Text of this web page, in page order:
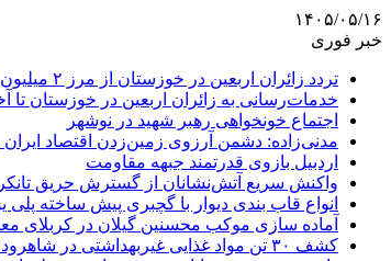
۱۴۰۵/۰۵/۱۶
خبر فوری
تردد زائران اربعین در خوزستان از مرز ۲ میلیون گذشت
خدمات‌رسانی به زائران اربعین در خوزستان تا
اجتماع خونخواهی رهبر شهید در نوشهر
مدنی‌زاده: دشمن آرزوی زمین‌زدن اقتصاد ایران
اردبیل بازوی قدرتمند جبهه مقاومت
واکنش سریع آتش‌نشانان از گسترش حریق
انواع قاب بندی دیوار با گچبری پیش ساخته
آماده سازی موکب محسنین گیلان در کربلای
کشف ۳۰ تن مواد غذایی غیربهداشتی در شاهرود؛ انبار پلمب شد